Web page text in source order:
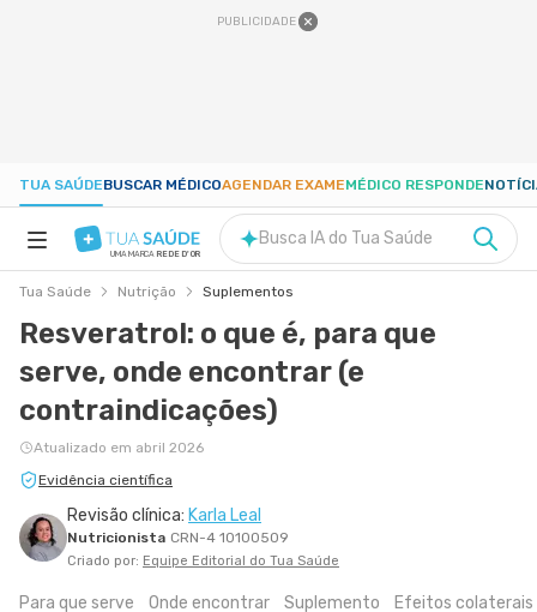
PUBLICIDADE
TUA SAÚDEBUSCAR MÉDICOAGENDAR EXAMEMÉDICO RESPONDE
NUTRIÇÃO
GRAVIDEZ
BEM-ESTAR
UMA MARCA REDE D'OR
Busca IA do Tua Saúde
Tua Saúde Nutrição Suplementos
Resveratrol: o que é, para que
serve, onde encontrar (e
contraindicações)
Atualizado em abril 2026
Evidência científica
Revisão clínica: Karla Leal
Nutricionista CRN-4 10100509
Criado por: Equipe Editorial do Tua Saúde
Para que serve Onde encontrar Suplemento Efeitos colaterais